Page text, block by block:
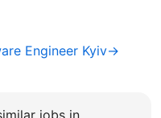
Engineer Kyiv→
jobs in